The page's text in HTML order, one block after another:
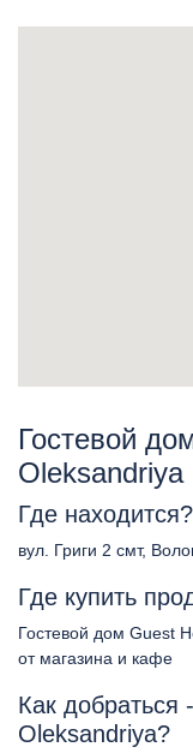
Гостевой
Где находится?
вул. Григи 2 смт,
Где купить
Гостевой дом Guest
от магазина и кафе
Как добраться
Oleksandriya?